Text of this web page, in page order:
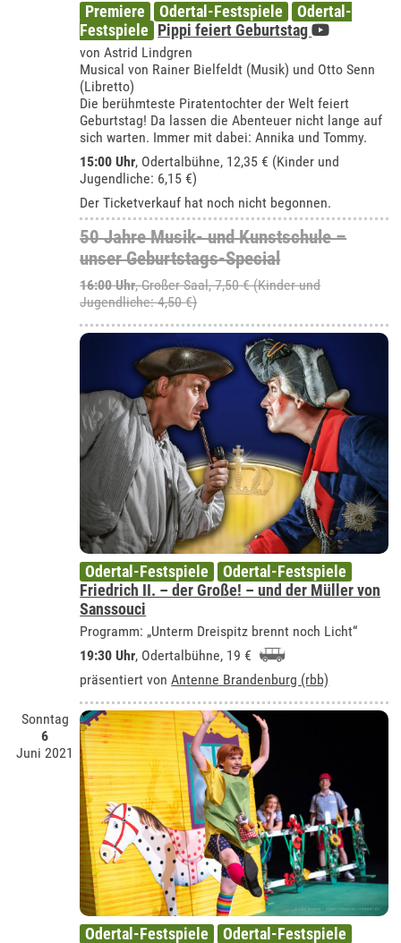
Premiere Odertal-Festspiele
Odertal-
Festspiele Pippi feiert Geburtstag
von Astrid Lindgren
Musical von Rainer Bielfeldt (Musik) und Otto Senn
(Libretto)
Die berühmteste Piratentochter der Welt feiert
Geburtstag! Da lassen die Abenteuer nicht lange auf
sich warten. Immer mit dabei: Annika und Tommy.
15:00 Uhr, Odertalbühne, 12,35 € (Kinder und
Jugendliche: 6,15 €)
Der Ticketverkauf hat noch nicht begonnen.
50 Jahre Musik- und Kunstschule –
unser Geburtstags-Special
16:00 Uhr,Großer Saal, 7,50 € (Kinder und
Jugendliche: 4,50 €)
Odertal-Festspiele
Odertal-Festspiele
Friedrich II. – der Große! – und der Müller von
Sanssouci
Programm: „Unterm Dreispitz brennt noch Licht“
19:30 Uhr, Odertalbühne, 19 €
präsentiert vonAntenne Brandenburg (rbb)
Sonntag
6
Juni 2021
Odertal-Festspiele
Odertal-Festspiele